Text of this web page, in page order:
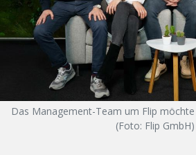
Das Management-Team um Flip
(Foto: Flip GmbH)